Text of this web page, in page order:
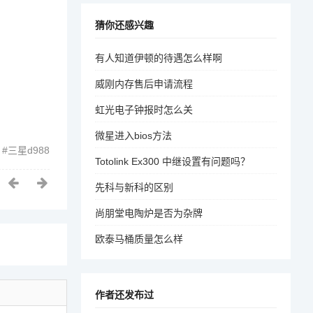
三星d988
猜你还感兴趣
有人知道伊顿的待遇怎么样啊
威刚内存售后申请流程
虹光电子钟报时怎么关
微星进入bios方法
Totolink Ex300 中继设置有问题吗？
先科与新科的区别
尚朋堂电陶炉是否为杂牌
欧泰马桶质量怎么样
作者还发布过